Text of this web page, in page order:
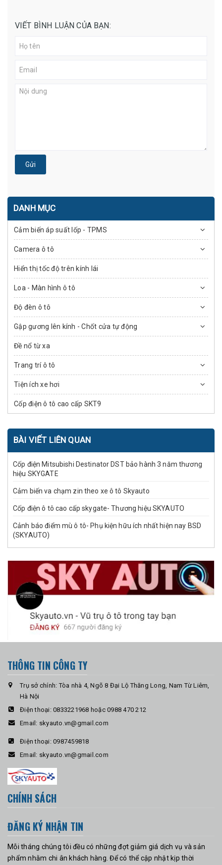
VIẾT BÌNH LUẬN CỦA BẠN:
Gửi
DANH MỤC
Cảm biến áp suất lốp - TPMS
Camera ô tô
Hiển thị tốc độ trên kính lái
Loa - Màn hình ô tô
Độ đèn ô tô
Gập gương lên kính - Chốt cửa tự động
Đề nổ từ xa
Trang trí ô tô
Tiện ích xe hơi
Cốp điện ô tô cao cấp SKT9
BÀI VIẾT LIÊN QUAN
Cốp điện Mitsubishi Destinator DST bảo hành 3 năm thương
hiệu SKYGATE
Cảm biến va chạm zin theo xe ô tô Skyauto
Cốp điện ô tô cao cấp skygate- Thương hiệu SKYAUTO
Cảnh báo điểm mù ô tô- Phụ kiện hữu ích nhất hiện nay BSD
(SKYAUTO)
THÔNG TIN CÔNG TY
Trụ sở chính: Tòa nhà 4, Ngõ 8 Đại Lộ Thăng Long, Nam Từ Liêm,
Hà Nội
Điện thoại: 0833221968 hoặc 0988 470 212
Email: skyauto.vn@gmail.com
Điện thoại: 0987459818
Email: skyauto.vn@gmail.com
CHÍNH SÁCH
ĐĂNG KÝ NHẬN TIN
Mỗi tháng chúng tôi đều có những đợt giảm giá dịch vụ và sản
phẩm nhằm chi ân khách hàng. Để có thể cập nhật kịp thời